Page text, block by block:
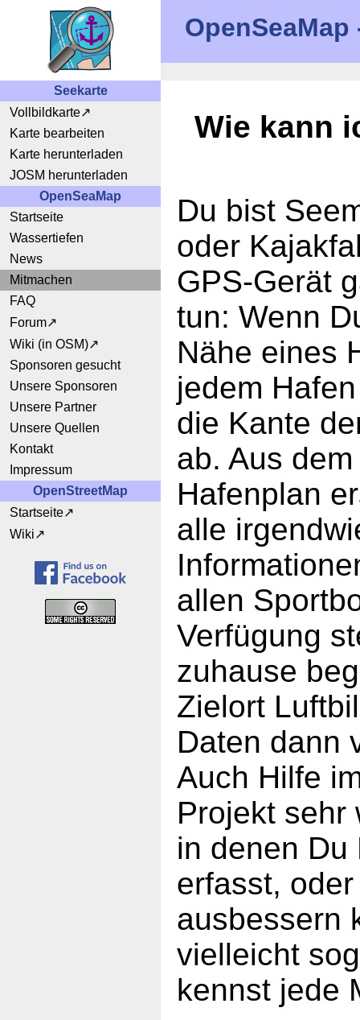
Seekarte
Vollbildkarte
Karte bearbeiten
Karte herunterladen
JOSM herunterladen
OpenSeaMap
Startseite
Wassertiefen
News
Mitmachen
FAQ
Forum
Wiki (in OSM)
Sponsoren gesucht
Unsere Sponsoren
Unsere Partner
Unsere Quellen
Kontakt
Impressum
OpenStreetMap
Startseite
Wiki
Wie kann
Du bist
oder
GPS-Gerät
tun: Wenn
Nähe eines
jedem
die Kante
ab. Aus
Hafenplan
alle
allen
Verfügung
zuhause
Zielort
Daten dann
Auch Hilfe
Projekt sehr
in denen Du
erfasst,
ausbessern
vielleicht
kennst jede